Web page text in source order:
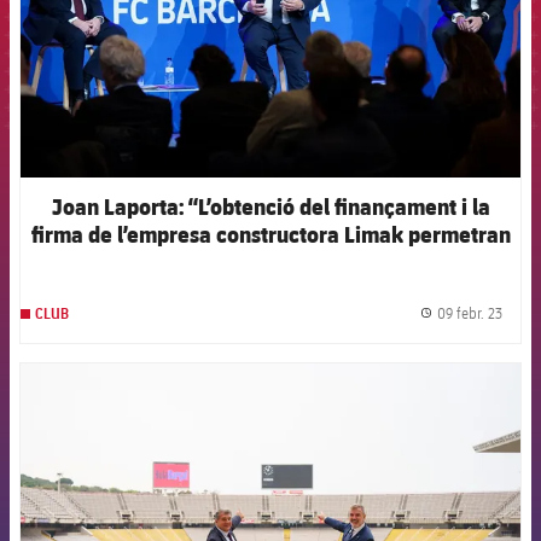
Joan Laporta: “L’obtenció del finançament i la
firma de l’empresa constructora Limak permetran
CLUB 09 febr. 23